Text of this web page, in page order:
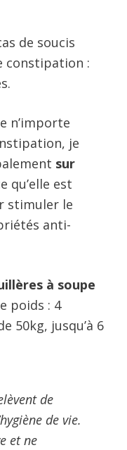
de soucis
constipation :
n’importe
je
sur
qu’elle est
stimuler le
anti-
à soupe
poids : 4
50kg, jusqu’à 6
de
de vie.
et ne